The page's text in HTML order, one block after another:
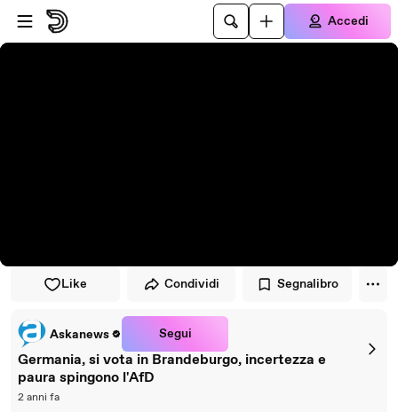
Vai al lettore
Passa al contenuto principale
Accedi
Like Condividi Segnalibro
Askanews Segui
Germania, si vota in Brandeburgo, incertezza e
paura spingono l'AfD
2 anni fa